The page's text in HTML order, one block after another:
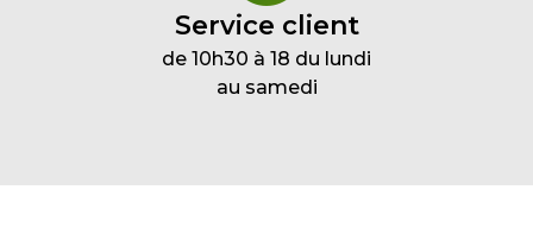
Service client
de 10h30 à 18 du lundi
au samedi